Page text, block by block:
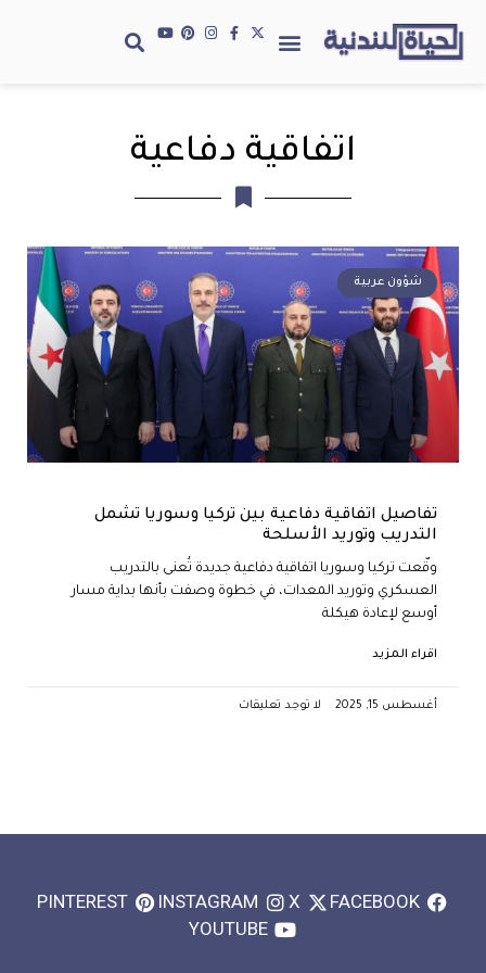
اتفاقية دفاعية
شؤون عربية
تفاصيل اتفاقية دفاعية بين تركيا وسوريا تشمل
التدريب وتوريد الأسلحة
وقّعت تركيا وسوريا اتفاقية دفاعية جديدة تُعنى بالتدريب
العسكري وتوريد المعدات، في خطوة وصفت بأنها بداية مسار
أوسع لإعادة هيكلة
اقراء المزيد
أغسطس 15, 2025 لا توجد تعليقات
FACEBOOK
X
INSTAGRAM
PINTEREST
YOUTUBE